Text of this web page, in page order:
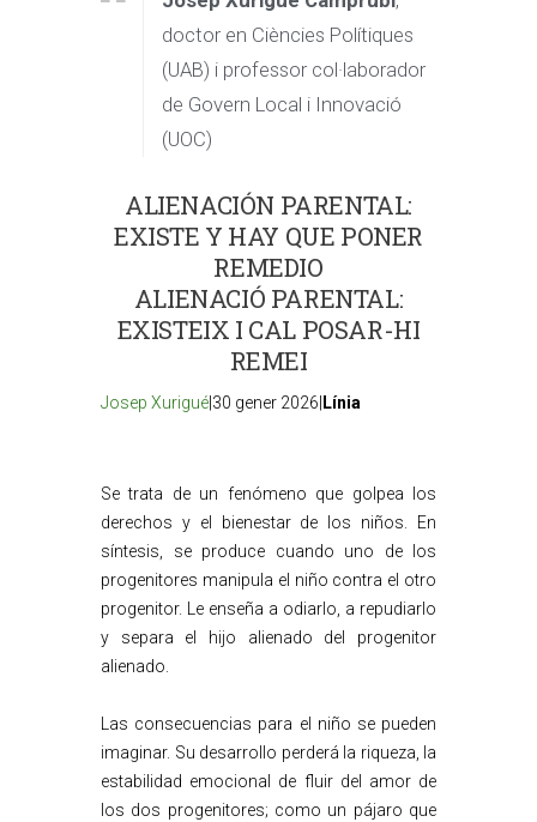
doctor en Ciències Polítiques
(UAB) i professor col·laborador
de Govern Local i Innovació
(UOC)
ALIENACIÓN PARENTAL:
EXISTE Y HAY QUE PONER
REMEDIO
ALIENACIÓ PARENTAL:
EXISTEIX I CAL POSAR-HI
REMEI
Josep Xurigué |30 gener 2026| Línia
Se trata de un fenómeno que golpea los
derechos y el bienestar de los niños. En
síntesis, se produce cuando uno de los
progenitores manipula el niño contra el otro
progenitor. Le enseña a odiarlo, a repudiarlo
y separa el hijo alienado del progenitor
alienado.
Las consecuencias para el niño se pueden
imaginar. Su desarrollo perderá la riqueza, la
estabilidad emocional de fluir del amor de
los dos progenitores; como un pájaro que